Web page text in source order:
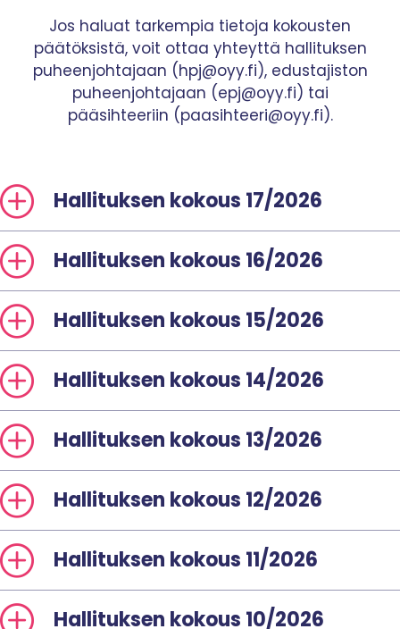
Jos haluat tarkempia tietoja kokousten
päätöksistä, voit ottaa yhteyttä hallituksen
puheenjohtajaan (hpj@oyy.fi), edustajiston
puheenjohtajaan (epj@oyy.fi) tai
pääsihteeriin (paasihteeri@oyy.fi).
Hallituksen kokous 17/2026
Hallituksen kokous 16/2026
Hallituksen kokous 15/2026
Hallituksen kokous 14/2026
Hallituksen kokous 13/2026
Hallituksen kokous 12/2026
Hallituksen kokous 11/2026
Hallituksen kokous 10/2026